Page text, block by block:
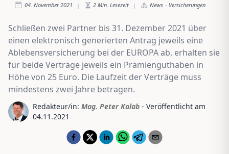
04. November 2021 | 2 Min. Lesezeit | News - Versicherungen
Schließen zwei Partner bis 31. Dezember 2021 über
einen elektronisch generierten Antrag jeweils eine
Ablebensversicherung bei der EUROPA ab, erhalten sie
für beide Verträge jeweils ein Prämienguthaben in
Höhe von 25 Euro. Die Laufzeit der Verträge muss
mindestens zwei Jahre betragen.
Redakteur/in: Mag. Peter Kalab - Veröffentlicht am
04.11.2021